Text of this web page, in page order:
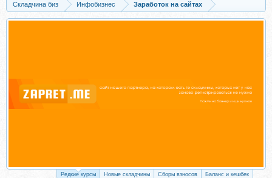
Складчина биз Инфобизнес
Заработок на сайтах
Скачать CPA - маркетинг от нуля до результата (Владимир Игонин)
Редкие курсы Новые складчины Сборы взносов Баланс и кешбек